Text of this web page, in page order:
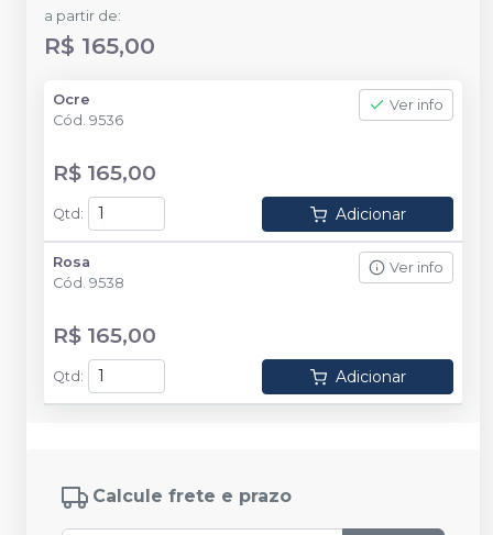
a partir de:
R$ 165,00
Ocre
Cód. 9536
Ver info
R$ 165,00
Qtd : Adicionar
Rosa
Cód. 9538
Ver info
R$ 165,00
Qtd : Adicionar
Calcule frete e prazo